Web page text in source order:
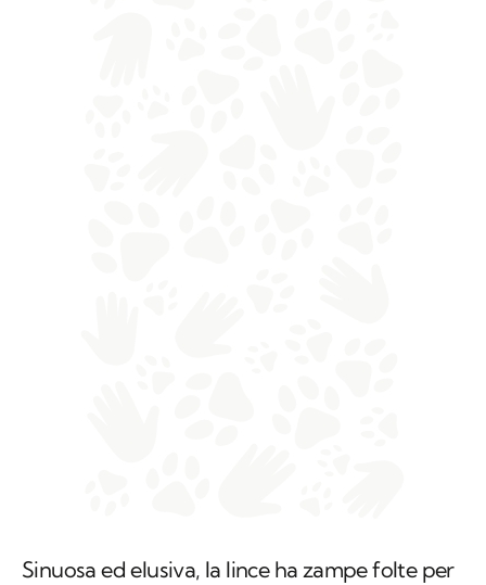
Sinuosa ed elusiva, la lince ha zampe folte per